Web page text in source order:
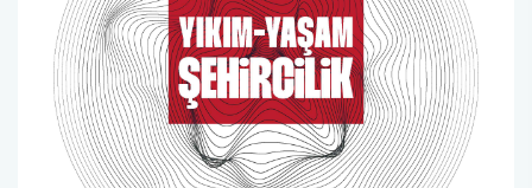
Sağlık Bilimleri Fakültesi
Serik İşletme Fakültesi
Spor Bilimleri Fakültesi